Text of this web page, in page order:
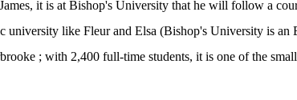
it is at Bishop's University that he will follow a
university like Fleur and Elsa (Bishop's University is an
; with 2,400 full-time students, it is one of the